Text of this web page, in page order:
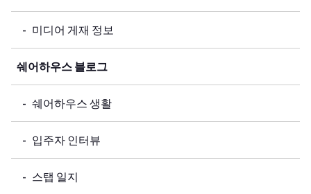
미디어 게재 정보
쉐어하우스 블로그
쉐어하우스 생활
입주자 인터뷰
스탭 일지